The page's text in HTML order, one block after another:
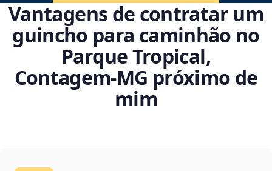
Vantagens de contratar um
guincho para caminhão no
Parque Tropical,
Contagem‑MG próximo de
mim